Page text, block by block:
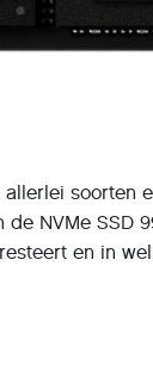
allerlei soorten
NVMe SSD
en in